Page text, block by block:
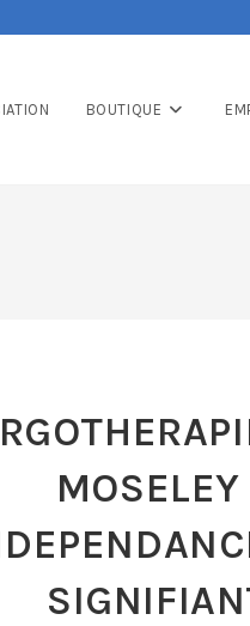
BOUTIQUE